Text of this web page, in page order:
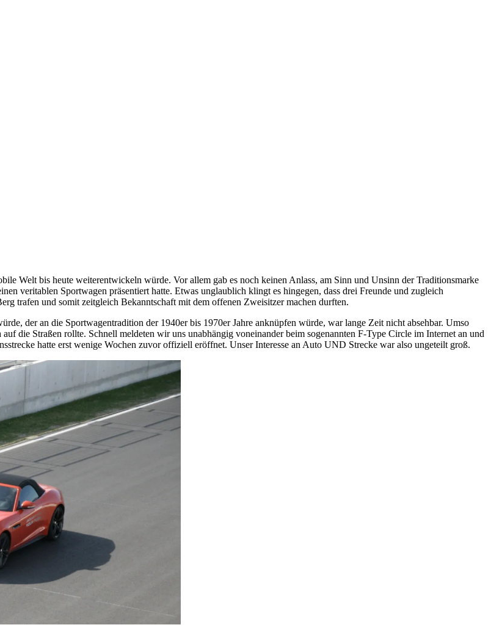
Welt bis heute weiterentwickeln würde. Vor allem gab es noch keinen Anlass, am Sinn und Unsinn der Traditionsmarke
veritablen Sportwagen präsentiert hatte. Etwas unglaublich klingt es hingegen, dass drei Freunde und zugleich
trafen und somit zeitgleich Bekanntschaft mit dem offenen Zweisitzer machen durften.
der an die Sportwagentradition der 1940er bis 1970er Jahre anknüpfen würde, war lange Zeit nicht absehbar. Umso
die Straßen rollte. Schnell meldeten wir uns unabhängig voneinander beim sogenannten F-Type Circle im Internet an und
hatte erst wenige Wochen zuvor offiziell eröffnet. Unser Interesse an Auto UND Strecke war also ungeteilt groß.